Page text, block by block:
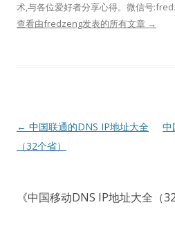
术,与各位爱好者分享心得。微信号
查看由fredzeng发表的所有文章 →
文
章
← 中国联通的DNS IP地址大全
（32个省）
中
《中国移动DNS IP地址大全（32